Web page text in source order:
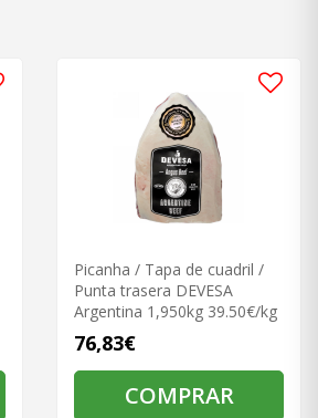
Picanha / Tapa de cuadril /
Punta trasera DEVESA
Argentina 1,950kg 39.50€/kg
76,83€
COMPRAR